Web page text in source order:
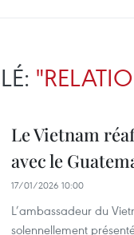
Le Vietnam
avec le
17/01/2026 10:00
L’ambassadeur du
solennellement